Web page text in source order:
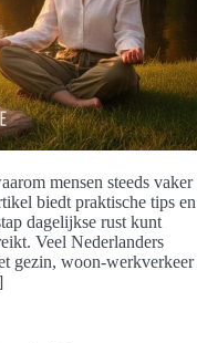
mensen steeds vaker
biedt praktische tips en
dagelijkse rust kunt
Veel Nederlanders
gezin, woon-werkverkeer